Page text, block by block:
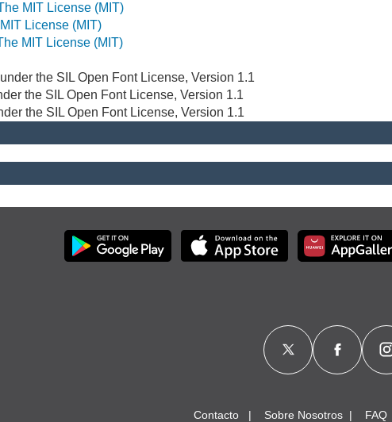
MIT License (MIT)
License (MIT)
MIT License (MIT)
the SIL Open Font License, Version 1.1
the SIL Open Font License, Version 1.1
the SIL Open Font License, Version 1.1
Contacto Sobre Nosotros FAQ